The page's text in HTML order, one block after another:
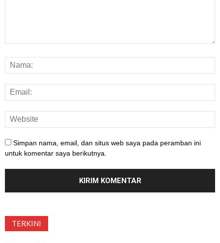
Simpan nama, email, dan situs web saya pada peramban ini
untuk komentar saya berikutnya.
TERKINI